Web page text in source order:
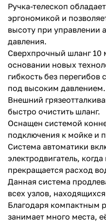
Ручка-телескоп
эргономикой и
высоту при управлении
давления.
Сверхпрочный шланг 10
основании новых
гибкость без
под высоким давлением.
Внешний
быстро очистить шланг.
Оснащен системой
подключения к мойке и
Система автоматики
электродвигатель,
прекращается расход
Данная система
всех узлов,
Благодаря компактным
занимает много места,